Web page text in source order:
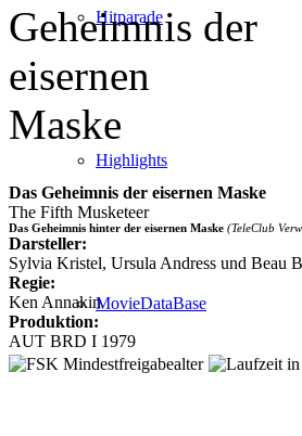
Hitparade
Highlights
MovieDataBase
Das Geheimnis der eisernen Maske
The Fifth Musketeer
Das Geheimnis hinter der eisernen Maske (TeleClub
Darsteller:
Sylvia Kristel, Ursula Andress und Beau
Regie:
Ken Annakin
Produktion:
AUT BRD I 1979